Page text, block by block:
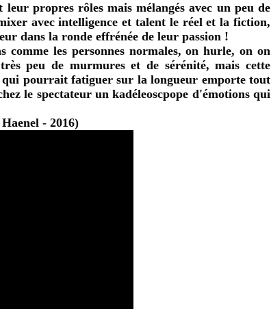
propres rôles mais mélangés avec un peu de
avec intelligence et talent le réel et la fiction,
dans la ronde effrénée de leur passion !
comme les personnes normales, on hurle, on on
peu de murmures et de sérénité, mais cette
qui pourrait fatiguer sur la longueur emporte tout
le spectateur un kadéleoscpope d'émotions qui
- 2016)